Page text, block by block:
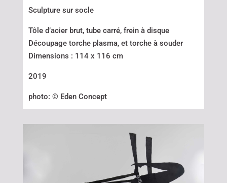
Sculpture sur socle
Tôle d’acier brut, tube carré, frein à disque
Découpage torche plasma, et torche à souder
Dimensions : 114 x 116 cm
2019
photo: © Eden Concept